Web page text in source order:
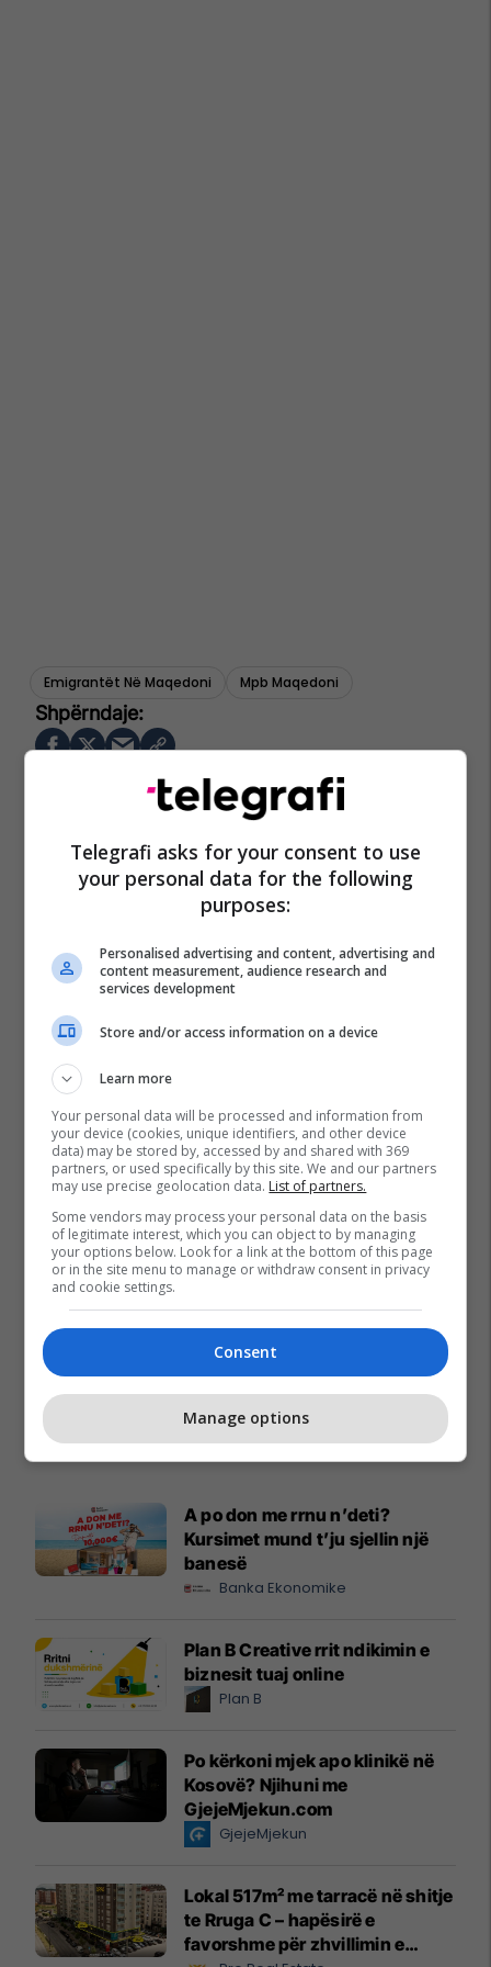
Emigrantët Në Maqedoni Mpb Maqedoni
Promo Reklamo këtu
A po don me rrnu n’deti?
Kursimet mund t’ju sjellin një
banesë
Banka Ekonomike
Plan B Creative rrit ndikimin e
biznesit tuaj online
Plan B
Po kërkoni mjek apo klinikë në
Kosovë? Njihuni me
GjejeMjekun.com
GjejeMjekun
Lokal 517m² me tarracë në shitje
te Rruga C – hapësirë e
favorshme për zhvillimin e
Telegrafi asks for your consent to use
your personal data for the following
purposes:
Personalised advertising and content, advertising and
content measurement, audience research and
services development
Store and/or access information on a device
Learn more
Your personal data will be processed and information from
your device (cookies, unique identifiers, and other device
data) may be stored by, accessed by and shared with 369
partners, or used specifically by this site. We and our partners
may use precise geolocation data. List of partners.
Some vendors may process your personal data on the basis
of legitimate interest, which you can object to by managing
your options below. Look for a link at the bottom of this page
or in the site menu to manage or withdraw consent in privacy
and cookie settings.
Consent
Manage options